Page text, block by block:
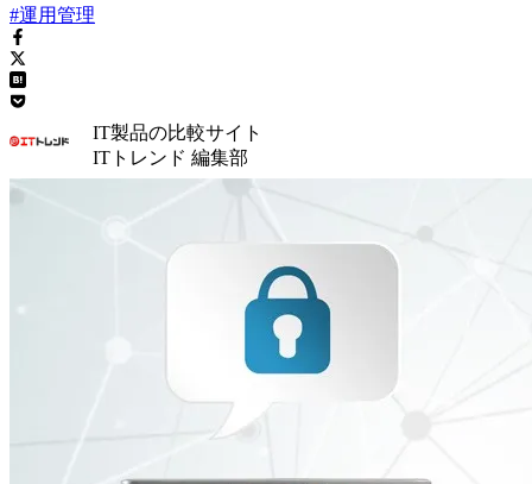
#運用管理
IT製品の比較サイト
ITトレンド 編集部